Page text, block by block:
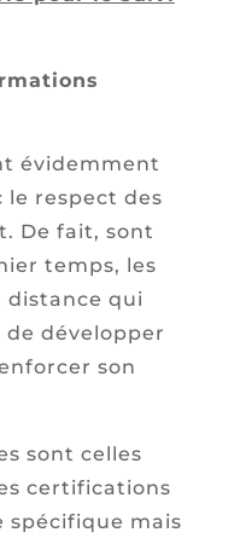
évidemment
le respect des
De fait, sont
temps, les
distance qui
développer
son
sont celles
certifications
spécifique mais